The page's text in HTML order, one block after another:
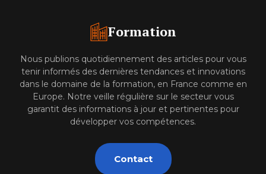
Formation
Nous publions quotidiennement des articles pour vous
tenir informés des dernières tendances et innovations
dans le domaine de la formation, en France comme en
Europe. Notre veille régulière sur le secteur vous
garantit des informations à jour et pertinentes pour
développer vos compétences.
Contact